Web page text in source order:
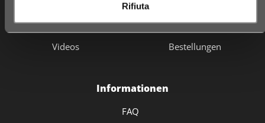
Rifiuta
Videos
Bestellungen
Informationen
FAQ